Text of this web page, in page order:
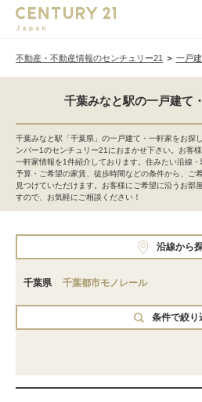
不動産・不動産情報のセンチュリー21 一戸
千葉みなと駅の一戸建て
千葉みなと駅「千葉県」の一戸建て・一軒家をお探
ンバー1のセンチュリー21におまかせ下さい。お客
一軒家情報を1件紹介しております。住みたい沿線
予算・ご希望の家賃、徒歩時間などの条件から、ご
見つけていただけます。お客様にご希望に沿うお部
すので、お気軽にご相談ください！
沿線から
千葉県 千葉都市モノレール
条件で絞り